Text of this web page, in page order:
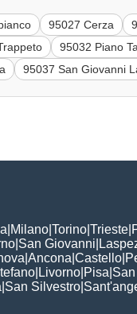
95027 Cerza
95032 Piano
95037 San Giovanni
Milano Torino Trieste
San Giovanni
Ancona Castello
Livorno Pisa
San Silvestro